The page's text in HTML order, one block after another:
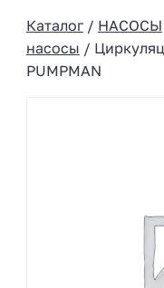
Каталог/ НАСОСЫ
насосы /
PUMPMAN